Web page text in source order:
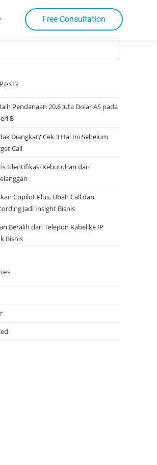
Free Consultation
Pendanaan 20,6 Juta Dolar AS pada
B
Diangkat? Cek 3 Hal Ini Sebelum
Call​
Identifikasi Kebutuhan dan
Copilot Plus, Ubah Call dan
Jadi Insight Bisnis​
Beralih dari Telepon Kabel ke IP
Bisnis​